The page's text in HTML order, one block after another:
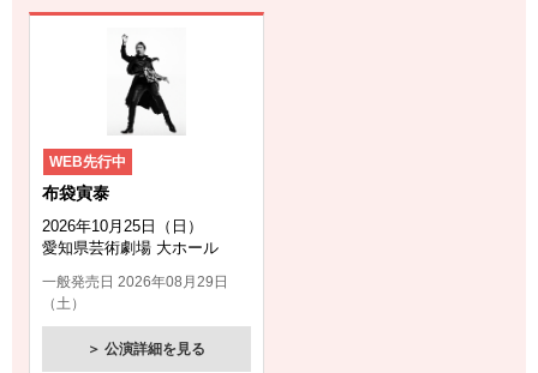
XANVALA TOUR 2026 ”CRITICAL" 愛知公演の情報をアッ
プしました！
2026年7月8日
AK-69 LIVE TOUR 2026 -Road to TOYOTA ARENA
TOKYO- 愛知/静岡/三重/岐阜公演の情報をアップしまし
た！
2026年7月8日
Ne 愛知公演の情報をアップしました！
WEB先行中
布袋寅泰
2026年10月25日（日）
愛知県芸術劇場 大ホール
一般発売日 2026年08月29日
（土）
＞ 公演詳細を見る